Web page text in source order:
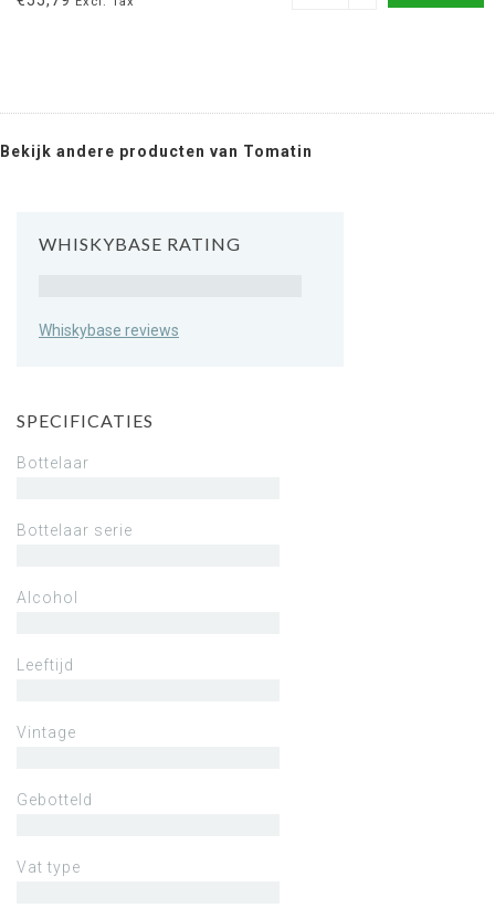
Bekijk andere producten van Tomatin
WHISKYBASE RATING
Whiskybase reviews
SPECIFICATIES
Bottelaar
Bottelaar serie
Alcohol
Leeftijd
Vintage
Gebotteld
Vat type